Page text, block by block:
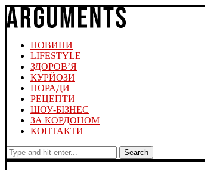
НОВИНИ
LIFESTYLE
ЗДОРОВ’Я
КУРЙОЗИ
ПОРАДИ
РЕЦЕПТИ
ШОУ-БІЗНЕС
ЗА КОРДОНОМ
КОНТАКТИ
Search